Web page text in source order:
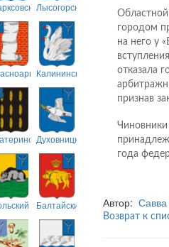
Лысогорский
Калининский
Духовницкий
Балтайский
Областной
городом
на него у
отказала
признав
Чиновники
года
Автор:
Возврат к